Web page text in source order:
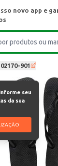
novo app e
02170-901
seu
da sua